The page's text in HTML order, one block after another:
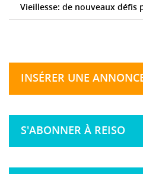
Vieillesse: de nouveaux défis
INSÉRER UNE
S'ABONNER À REISO